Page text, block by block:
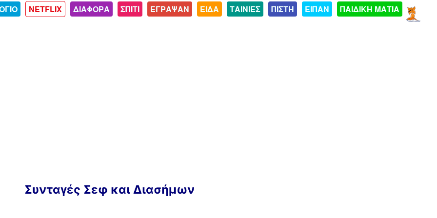
NETFLIX ΔΙΑΦΟΡΑ ΣΠΙΤΙ ΕΓΡΑΨΑΝ ΕΙΔΑ ΤΑΙΝΙΕΣ ΠΙΣΤΗ ΕΙΠΑΝ ΠΑΙΔΙΚΗ ΜΑΤΙΑ
Συνταγές Σεφ και Διασήμων